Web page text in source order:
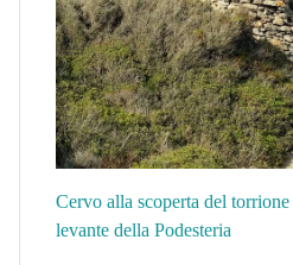
Cervo alla scoperta del
levante della Podesteria